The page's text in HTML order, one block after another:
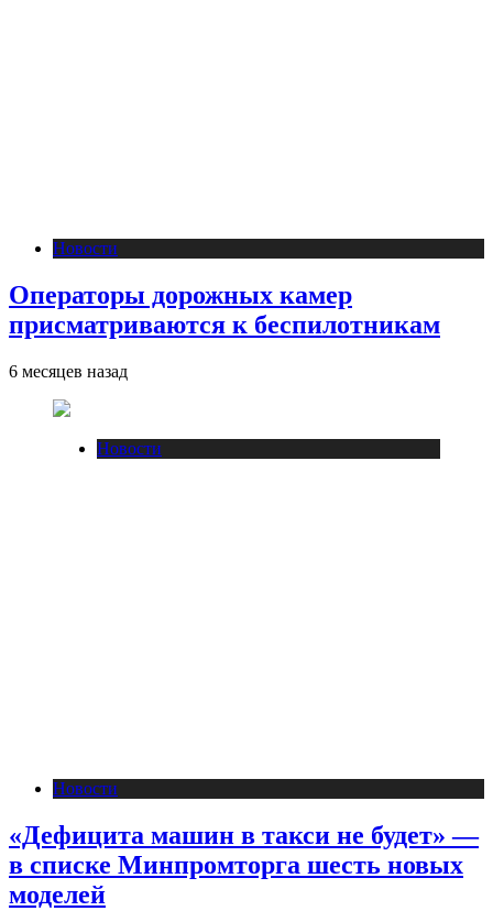
Новости
Операторы дорожных камер
присматриваются к беспилотникам
6 месяцев назад
Новости
Новости
«Дефицита машин в такси не будет» —
в списке Минпромторга шесть новых
моделей